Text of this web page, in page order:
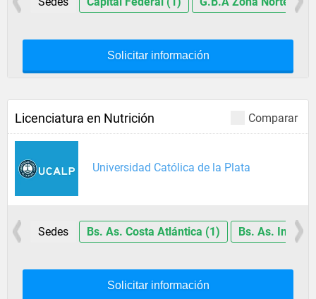
Solicitar información
Comparar
Licenciatura en Nutrición
Universidad Católica de la Plata
Sedes Bs. As. Costa Atlántica (1) Bs. As.
Solicitar información